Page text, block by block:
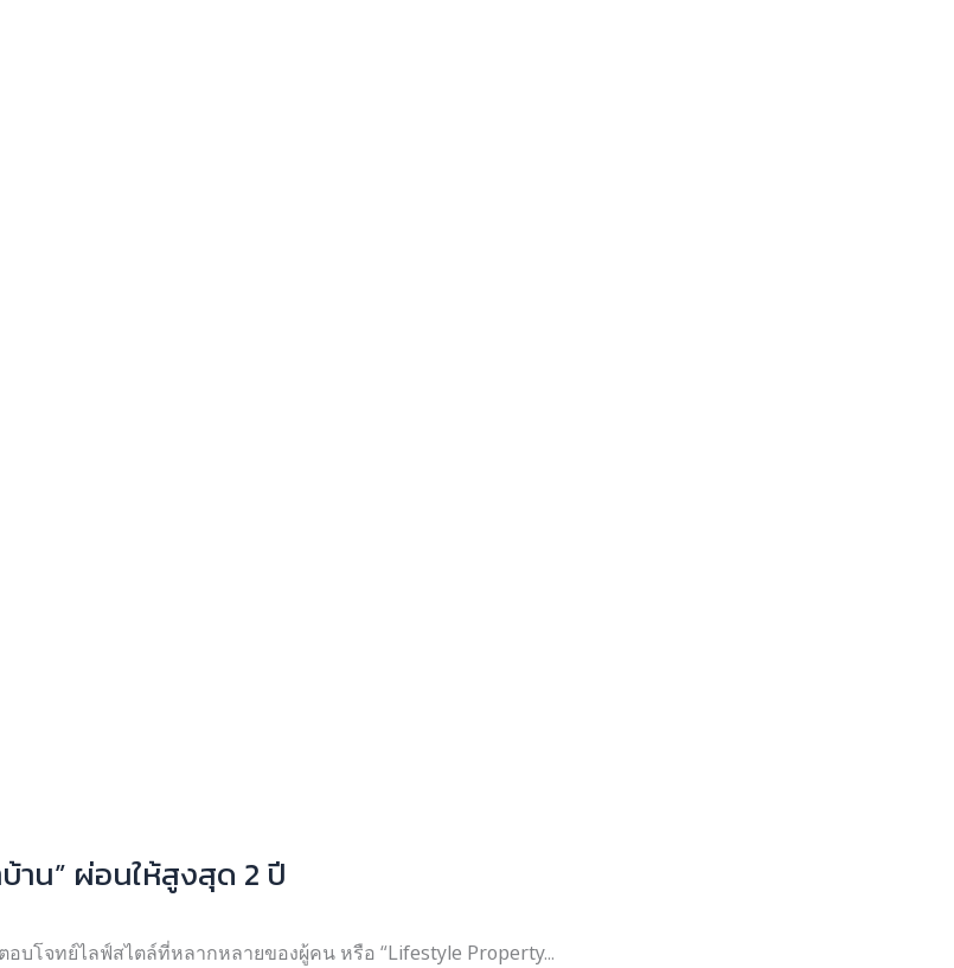
บ้าน” ผ่อนให้สูงสุด 2 ปี
โจทย์ไลฟ์สไตล์ที่หลากหลายของผู้คน หรือ “Lifestyle Property...